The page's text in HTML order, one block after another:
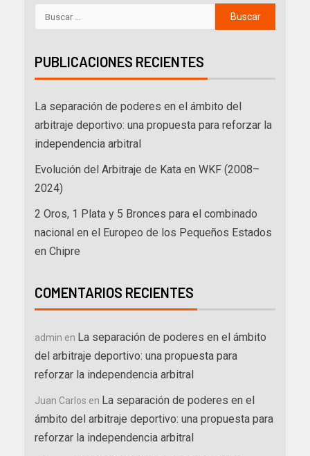
PUBLICACIONES RECIENTES
La separación de poderes en el ámbito del
arbitraje deportivo: una propuesta para reforzar la
independencia arbitral
Evolución del Arbitraje de Kata en WKF (2008–
2024)
2 Oros, 1 Plata y 5 Bronces para el combinado
nacional en el Europeo de los Pequeños Estados
en Chipre
COMENTARIOS RECIENTES
admin en La separación de poderes en el ámbito
del arbitraje deportivo: una propuesta para
reforzar la independencia arbitral
Juan Carlos en La separación de poderes en el
ámbito del arbitraje deportivo: una propuesta para
reforzar la independencia arbitral